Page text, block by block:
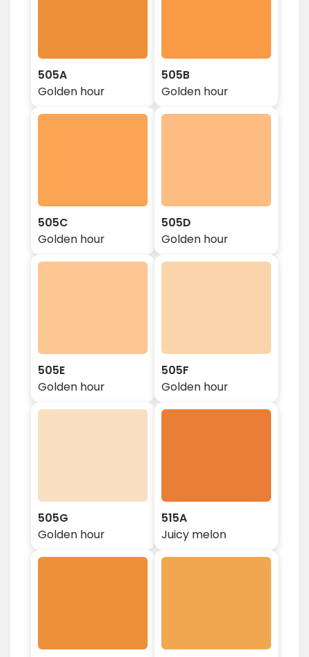
505A
Golden hour
505B
Golden hour
505C
Golden hour
505D
Golden hour
505E
Golden hour
505F
Golden hour
505G
Golden hour
515A
Juicy melon